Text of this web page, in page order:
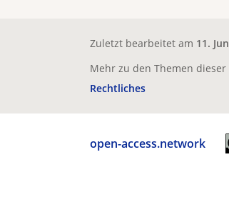
Zuletzt bearbeitet am 11.
Mehr zu den Themen dieser
Rechtliches
open-access.network